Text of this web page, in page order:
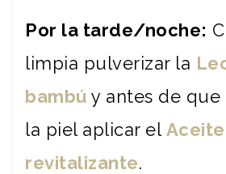
Por la tarde/noche:
limpia pulverizar la
bambú y antes de
la piel aplicar el Aceite
revitalizante.